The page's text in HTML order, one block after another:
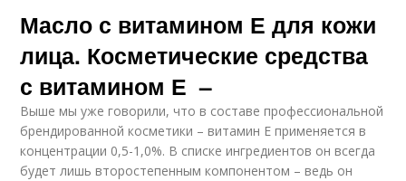
Масло с витамином Е для кожи
лица. Косметические средства
с витамином Е –
Выше мы уже говорили, что в составе профессиональной
брендированной косметики – витамин Е применяется в
концентрации 0,5-1,0%. В списке ингредиентов он всегда
будет лишь второстепенным компонентом – ведь он